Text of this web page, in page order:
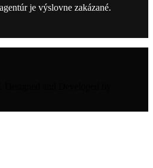
je výslovne zakázané.